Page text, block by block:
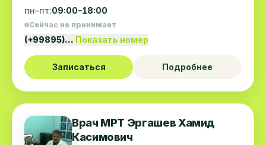
пн–пт:09:00–18:00
Сейчас не принимает
(+99895)… Показать номер
Записаться Подробнее
Врач МРТ Эргашев Хамид
Касимович